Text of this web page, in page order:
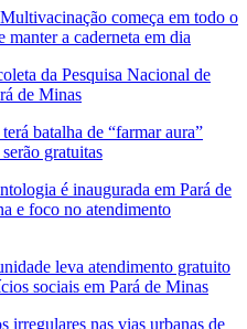
começa em todo o
a caderneta em dia
da Pesquisa Nacional de
de Minas
batalha de “farmar aura”
gratuitas
é inaugurada em Pará de
e foco no atendimento
leva atendimento gratuito
sociais em Pará de Minas
irregulares nas vias urbanas de